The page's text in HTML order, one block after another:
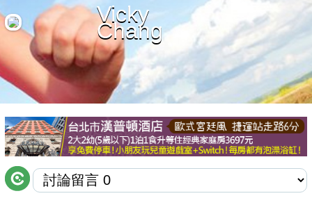
最新留言
商家合作
推薦景點
討論區
聯絡我們
Vicky
Chang